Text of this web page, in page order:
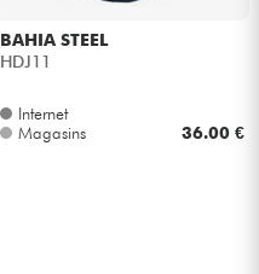
BAHIA STEEL
HDJ11
Internet
Magasins
36.00 €